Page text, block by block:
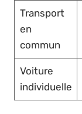
Transport
en
commun
Voiture
individuelle